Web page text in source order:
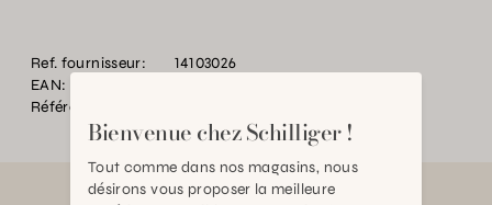
Ref. fournisseur:
14103026
EAN:
Référence:
Bienvenue chez Schilliger !
Tout comme dans nos magasins, nous
désirons vous proposer la meilleure